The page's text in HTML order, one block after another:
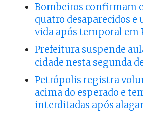
Bombeiros confirmam
quatro desaparecidos e
vida após temporal em
Prefeitura suspende
cidade nesta segunda
Petrópolis registra
acima do esperado e
interditadas após